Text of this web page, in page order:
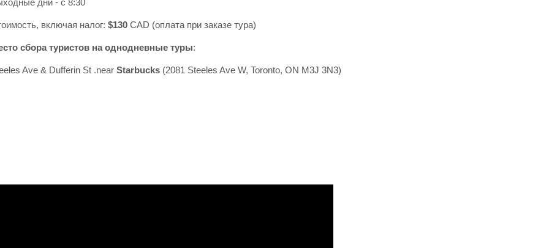
дни - с 8:30
включая налог: $130 CAD (оплата при заказе тура)
сбора туристов на однодневные туры:
Ave & Dufferin St .near Starbucks (2081 Steeles Ave W, Toronto, ON M3J 3N3)